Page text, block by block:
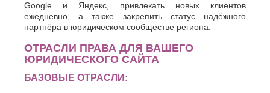
Google и Яндекс, привлекать новых клиентов
ежедневно, а также закрепить статус надёжного
партнёра в юридическом сообществе региона.
ОТРАСЛИ ПРАВА ДЛЯ ВАШЕГО
ЮРИДИЧЕСКОГО САЙТА
БАЗОВЫЕ ОТРАСЛИ: